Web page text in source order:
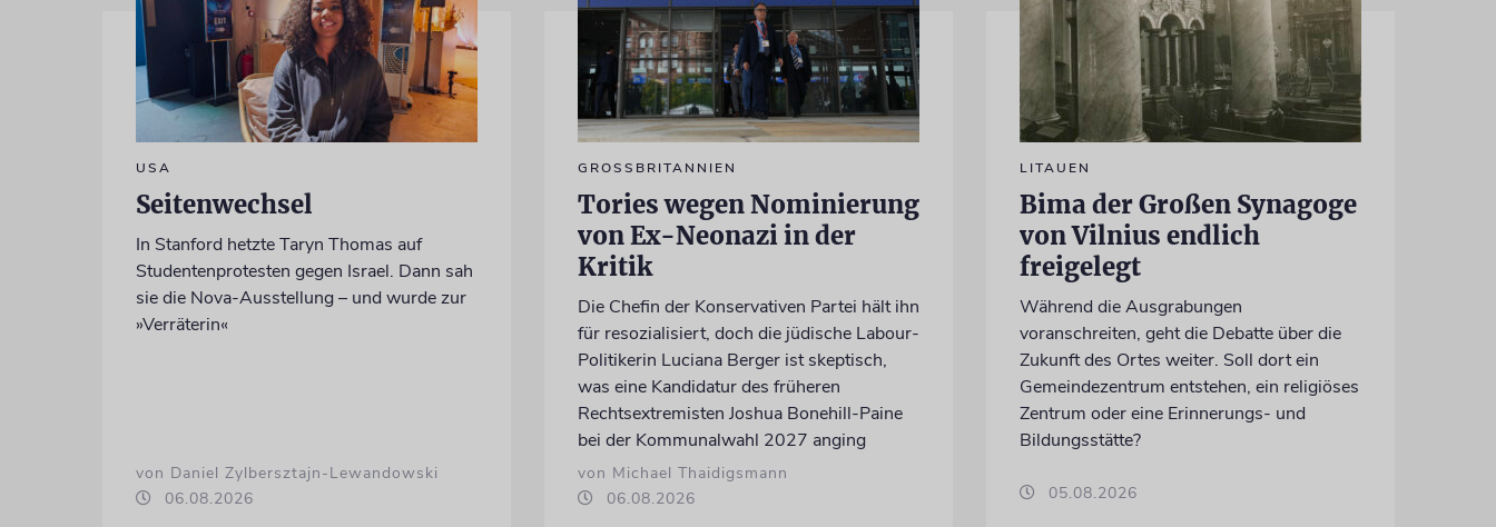
USA
Seitenwechsel
In Stanford hetzte Taryn Thomas auf
Studentenprotesten gegen Israel. Dann sah
sie die Nova-Ausstellung – und wurde zur
»Verräterin«
von Daniel Zylbersztajn-Lewandowski
06.08.2026
GROSSBRITANNIEN
Tories wegen Nominierung
von Ex-Neonazi in der
Kritik
Die Chefin der Konservativen Partei hält ihn
für resozialisiert, doch die jüdische Labour-
Politikerin Luciana Berger ist skeptisch,
was eine Kandidatur des früheren
Rechtsextremisten Joshua Bonehill-Paine
bei der Kommunalwahl 2027 anging
von Michael Thaidigsmann
06.08.2026
LITAUEN
Bima der Großen Synagoge
von Vilnius endlich
freigelegt
Während die Ausgrabungen
voranschreiten, geht die Debatte über die
Zukunft des Ortes weiter. Soll dort ein
Gemeindezentrum entstehen, ein religiöses
Zentrum oder eine Erinnerungs- und
Bildungsstätte?
05.08.2026